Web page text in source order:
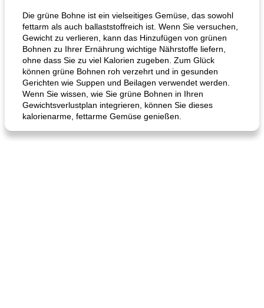
Die grüne Bohne ist ein vielseitiges Gemüse, das sowohl
fettarm als auch ballaststoffreich ist. Wenn Sie versuchen,
Gewicht zu verlieren, kann das Hinzufügen von grünen
Bohnen zu Ihrer Ernährung wichtige Nährstoffe liefern,
ohne dass Sie zu viel Kalorien zugeben. Zum Glück
können grüne Bohnen roh verzehrt und in gesunden
Gerichten wie Suppen und Beilagen verwendet werden.
Wenn Sie wissen, wie Sie grüne Bohnen in Ihren
Gewichtsverlustplan integrieren, können Sie dieses
kalorienarme, fettarme Gemüse genießen.